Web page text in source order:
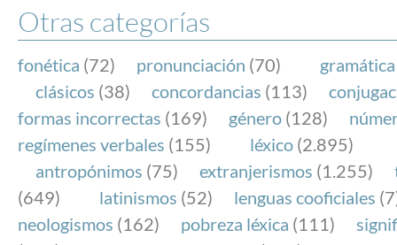
Otras categorías
fonética (72) pronunciación (70) gramática
clásicos (38) concordancias (113)
formas incorrectas (169) género (128)
regímenes verbales (155) léxico (2.895)
antropónimos (75) extranjerismos (1.255)
(649)
latinismos (52) lenguas cooficiales
neologismos (162) pobreza léxica (111)